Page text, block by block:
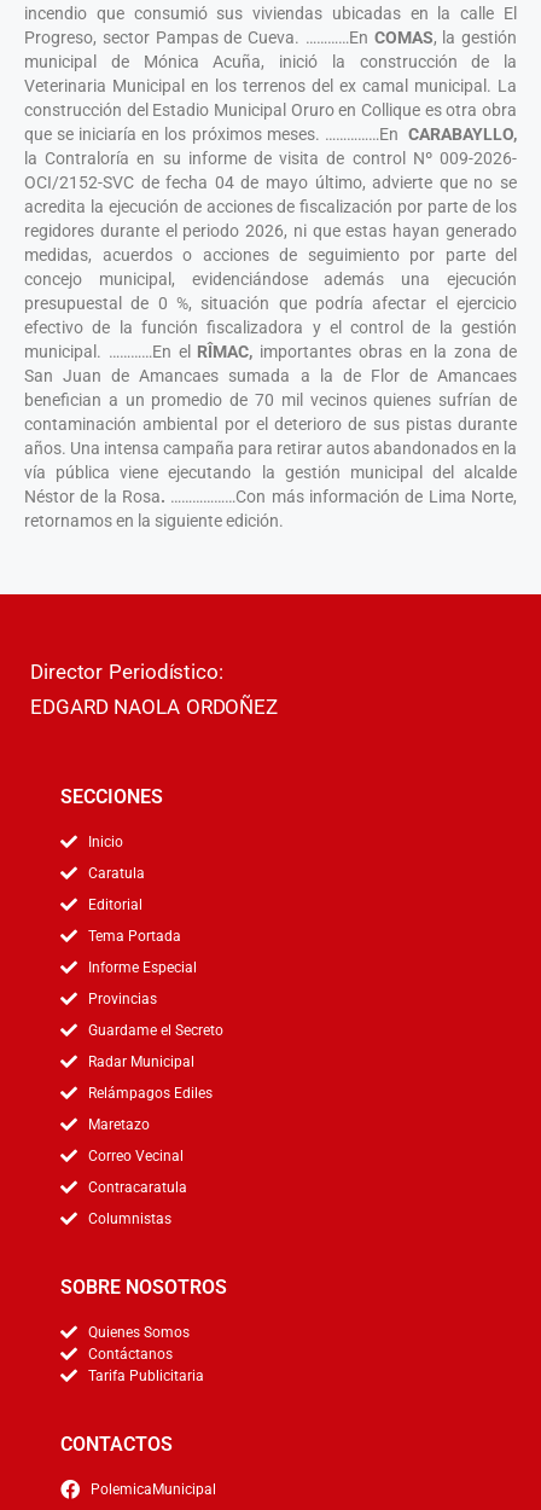
incendio que consumió sus viviendas ubicadas en la calle El
Progreso, sector Pampas de Cueva. …………En COMAS, la gestión
municipal de Mónica Acuña, inició la construcción de la
Veterinaria Municipal en los terrenos del ex camal municipal. La
construcción del Estadio Municipal Oruro en Collique es otra obra
que se iniciaría en los próximos meses. ……………En CARABAYLLO,
la Contraloría en su informe de visita de control Nº 009-2026-
OCI/2152-SVC de fecha 04 de mayo último, advierte que no se
acredita la ejecución de acciones de fiscalización por parte de los
regidores durante el periodo 2026, ni que estas hayan generado
medidas, acuerdos o acciones de seguimiento por parte del
concejo municipal, evidenciándose además una ejecución
presupuestal de 0 %, situación que podría afectar el ejercicio
efectivo de la función fiscalizadora y el control de la gestión
municipal. …………En el RÎMAC, importantes obras en la zona de
San Juan de Amancaes sumada a la de Flor de Amancaes
benefician a un promedio de 70 mil vecinos quienes sufrían de
contaminación ambiental por el deterioro de sus pistas durante
años. Una intensa campaña para retirar autos abandonados en la
vía pública viene ejecutando la gestión municipal del alcalde
Néstor de la Rosa. ………………Con más información de Lima Norte,
retornamos en la siguiente edición.
Director Periodístico:
EDGARD NAOLA ORDOÑEZ
SECCIONES
Inicio
Caratula
Editorial
Tema Portada
Informe Especial
Provincias
Guardame el Secreto
Radar Municipal
Relámpagos Ediles
Maretazo
Correo Vecinal
Contracaratula
Columnistas
SOBRE NOSOTROS
Quienes Somos
Contáctanos
Tarifa Publicitaria
CONTACTOS
PolemicaMunicipal